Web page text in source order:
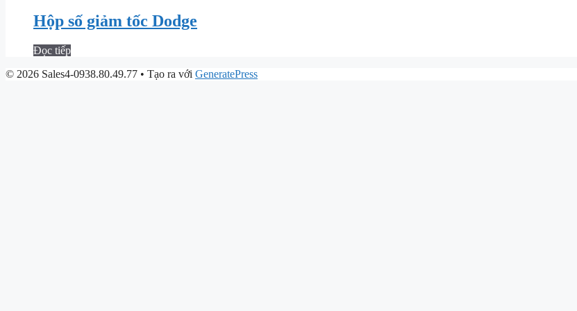
Hộp số giảm tốc Dodge
Đọc tiếp
© 2026 Sales4-0938.80.49.77 • Tạo ra với GeneratePress